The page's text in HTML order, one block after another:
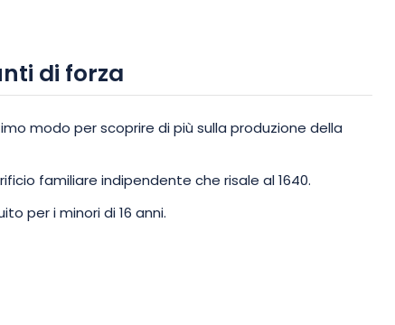
di forza
modo per scoprire di più sulla produzione della
familiare indipendente che risale al 1640.
per i minori di 16 anni.